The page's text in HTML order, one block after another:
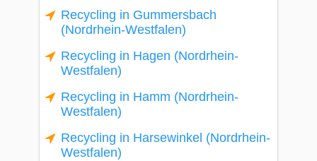
Recycling in Gummersbach
(Nordrhein-Westfalen)
Recycling in Hagen (Nordrhein-
Westfalen)
Recycling in Hamm (Nordrhein-
Westfalen)
Recycling in Harsewinkel (Nordrhein-
Westfalen)